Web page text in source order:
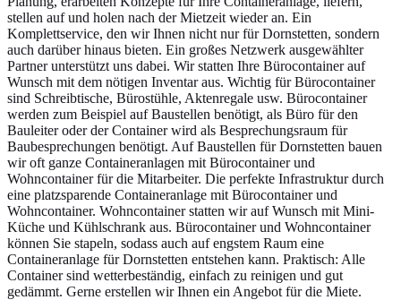
stellen auf und holen nach der Mietzeit wieder an. Ein
Komplettservice, den wir Ihnen nicht nur für Dornstetten, sondern
auch darüber hinaus bieten. Ein großes Netzwerk ausgewählter
Partner unterstützt uns dabei. Wir statten Ihre Bürocontainer auf
Wunsch mit dem nötigen Inventar aus. Wichtig für Bürocontainer
sind Schreibtische, Bürostühle, Aktenregale usw. Bürocontainer
werden zum Beispiel auf Baustellen benötigt, als Büro für den
Bauleiter oder der Container wird als Besprechungsraum für
Baubesprechungen benötigt. Auf Baustellen für Dornstetten bauen
wir oft ganze Containeranlagen mit Bürocontainer und
Wohncontainer für die Mitarbeiter. Die perfekte Infrastruktur durch
eine platzsparende Containeranlage mit Bürocontainer und
Wohncontainer. Wohncontainer statten wir auf Wunsch mit Mini-
Küche und Kühlschrank aus. Bürocontainer und Wohncontainer
können Sie stapeln, sodass auch auf engstem Raum eine
Containeranlage für Dornstetten entstehen kann. Praktisch: Alle
Container sind wetterbeständig, einfach zu reinigen und gut
gedämmt. Gerne erstellen wir Ihnen ein Angebot für die Miete.